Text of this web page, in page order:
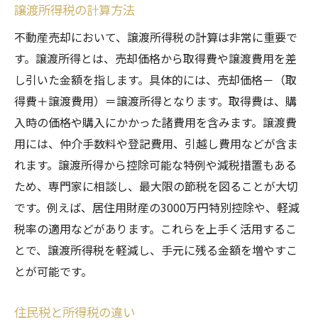
税務調査への対応方法
過去の失敗事例から学ぶ
知らないと損する不動産売却時の税金控除と免
除の方法
住宅ローン控除の適用条件
特別控除を活用する方法
譲渡所得の特例について
非課税制度を利用する
住民税の減額方法
免除申請の手続きと注意点
不動産売却で賢く節税するための具体的なステ
ップ
初めに行うべき税務相談
譲渡所得税の計算方法
不動産売却において、譲渡所得税の計算は非常に重要で
す。譲渡所得とは、売却価格から取得費や譲渡費用を差
し引いた金額を指します。具体的には、売却価格－（取
得費＋譲渡費用）＝譲渡所得となります。取得費は、購
入時の価格や購入にかかった諸費用を含みます。譲渡費
用には、仲介手数料や登記費用、引越し費用などが含ま
れます。譲渡所得から控除可能な特例や減税措置もある
ため、専門家に相談し、最大限の節税を図ることが大切
です。例えば、居住用財産の3000万円特別控除や、軽減
税率の適用などがあります。これらを上手く活用するこ
とで、譲渡所得税を軽減し、手元に残る金額を増やすこ
とが可能です。
住民税と所得税の違い